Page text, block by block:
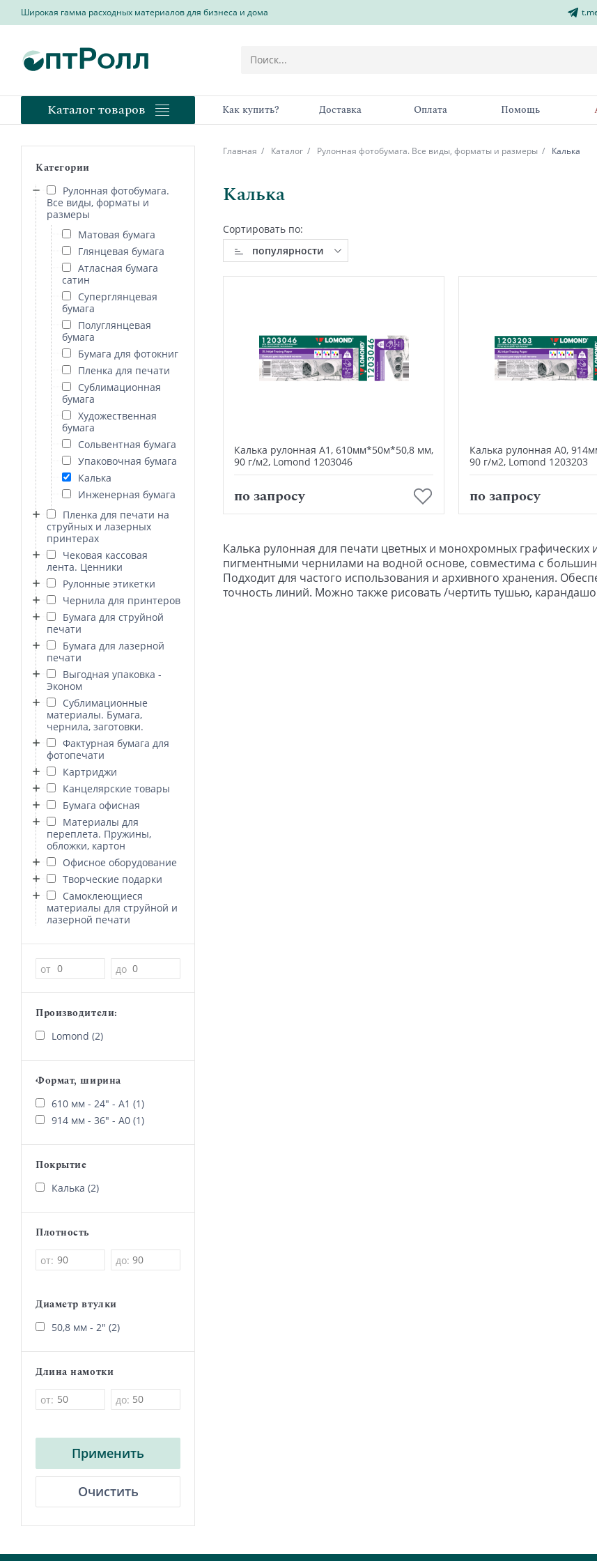
Широкая гамма расходных материалов для бизнеса и дома
Каталог товаров Как купить? Доставка Оплата Помощь
Категории
Рулонная фотобумага.
Все виды, форматы и
размеры
Матовая бумага
Глянцевая бумага
Атласная бумага
сатин
Суперглянцевая
бумага
Полуглянцевая
бумага
Бумага для фотокниг
Пленка для печати
Сублимационная
бумага
Художественная
бумага
Сольвентная бумага
Упаковочная бумага
Калька
Инженерная бумага
Пленка для печати на
струйных и лазерных
принтерах
Чековая кассовая
лента. Ценники
Рулонные этикетки
Чернила для принтеров
Бумага для струйной
печати
Бумага для лазерной
печати
Выгодная упаковка -
Эконом
Сублимационные
материалы. Бумага,
чернила, заготовки.
Фактурная бумага для
фотопечати
Картриджи
Канцелярские товары
Бумага офисная
Материалы для
переплета. Пружины,
обложки, картон
Офисное оборудование
Творческие подарки
Самоклеющиеся
материалы для струйной и
лазерной печати
Цена
от до
Производители:
Lomond (2)
Формат, ширина
610 мм - 24" - А1 (1)
914 мм - 36" - А0 (1)
Покрытие
Калька (2)
Плотность
от: до:
Диаметр втулки
50,8 мм - 2" (2)
Длина намотки
от: до:
Применить
Очистить
Главная Каталог Рулонная фотобумага. Все виды, форматы и размеры Калька
Калька
Сортировать по:
популярности
Калька рулонная А1, 610мм*50м*50,8 мм,
90 г/м2, Lomond 1203046
по запросу
Калька рулонная А0,
90 г/м2, Lomond 1203203
по запросу
Калька рулонная для печати цветных и монохромных
пигментными чернилами на водной основе, совместима с
Подходит для частого использования и архивного хранения.
точность линий. Можно также рисовать /чертить тушью,